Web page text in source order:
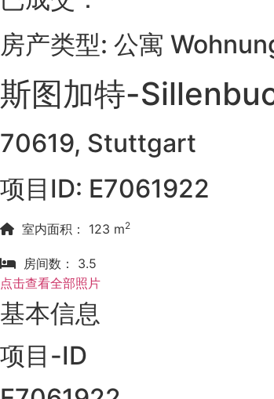
房产类型: 公寓
斯图加特-
70619, Stuttgart
项目ID: E7061922
室内面积： 123 m2
房间数： 3.5
点击查看全部照片
基本信息
项目-ID